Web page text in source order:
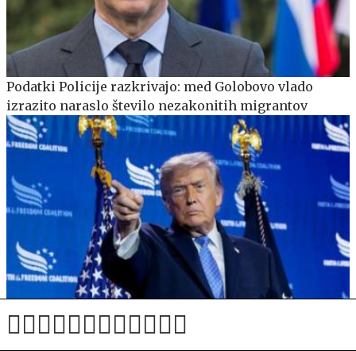
Podatki Policije razkrivajo: med Golobovo vlado
izrazito naraslo število nezakonitih migrantov